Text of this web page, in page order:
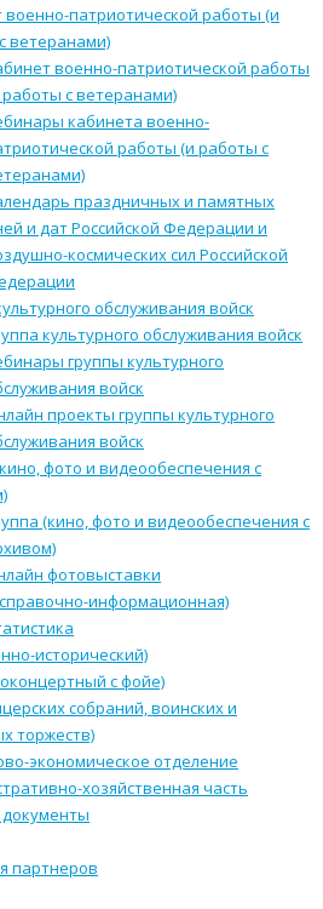
военно-патриотической работы (и
ветеранами)
военно-патриотической работы
работы с ветеранами)
кабинета военно-
работы (и работы с
праздничных и памятных
и дат Российской Федерации и
космических сил Российской
обслуживания войск
культурного обслуживания войск
группы культурного
войск
проекты группы культурного
войск
фото и видеообеспечения с
(кино, фото и видеообеспечения с
фотовыставки
информационная)
исторический)
с фойе)
собраний, воинских и
торжеств)
экономическое отделение
хозяйственная часть
партнеров